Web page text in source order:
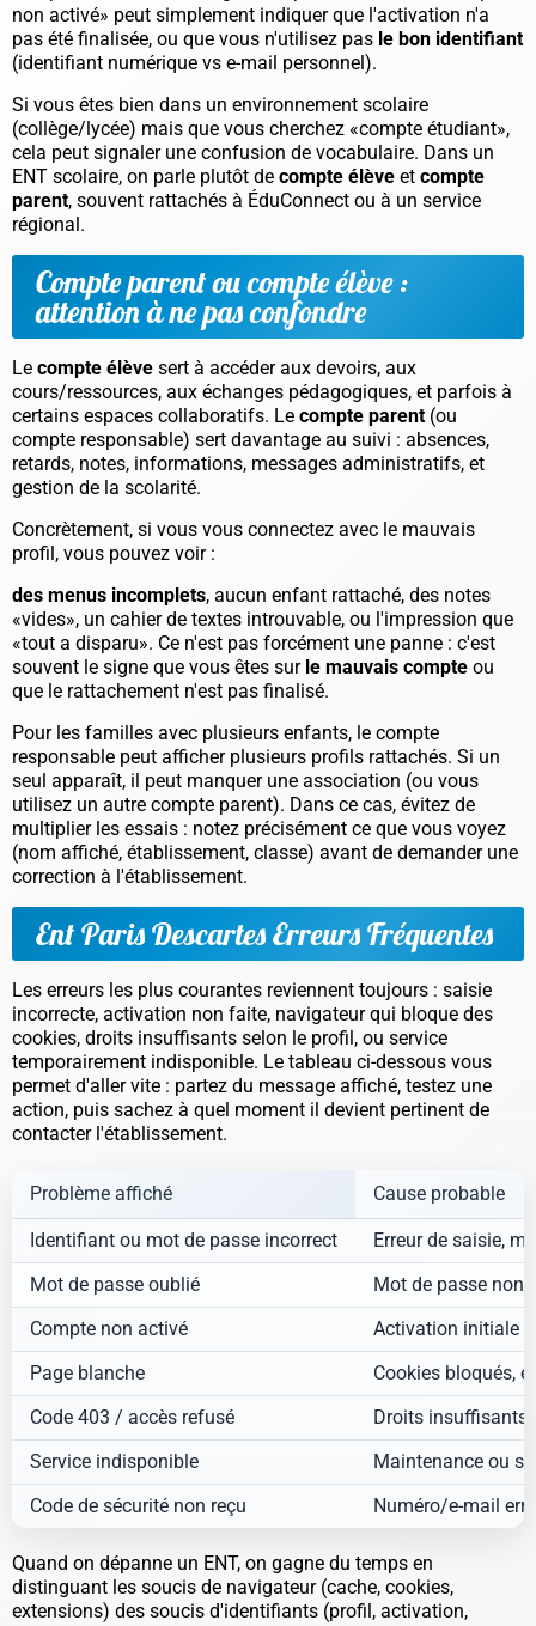
non activé» peut simplement indiquer que l'activation n'a
pas été finalisée, ou que vous n'utilisez pas le bon identifiant
(identifiant numérique vs e-mail personnel).
Si vous êtes bien dans un environnement scolaire
(collège/lycée) mais que vous cherchez «compte étudiant»,
cela peut signaler une confusion de vocabulaire. Dans un
ENT scolaire, on parle plutôt de compte élève et compte
parent, souvent rattachés à ÉduConnect ou à un service
régional.
Compte parent ou compte élève :
attention à ne pas confondre
Le compte élève sert à accéder aux devoirs, aux
cours/ressources, aux échanges pédagogiques, et parfois à
certains espaces collaboratifs. Le compte parent (ou
compte responsable) sert davantage au suivi : absences,
retards, notes, informations, messages administratifs, et
gestion de la scolarité.
Concrètement, si vous vous connectez avec le mauvais
profil, vous pouvez voir :
des menus incomplets, aucun enfant rattaché, des notes
«vides», un cahier de textes introuvable, ou l'impression que
«tout a disparu». Ce n'est pas forcément une panne : c'est
souvent le signe que vous êtes sur le mauvais compte ou
que le rattachement n'est pas finalisé.
Pour les familles avec plusieurs enfants, le compte
responsable peut afficher plusieurs profils rattachés. Si un
seul apparaît, il peut manquer une association (ou vous
utilisez un autre compte parent). Dans ce cas, évitez de
multiplier les essais : notez précisément ce que vous voyez
(nom affiché, établissement, classe) avant de demander une
correction à l'établissement.
Ent Paris Descartes Erreurs Fréquentes
Les erreurs les plus courantes reviennent toujours : saisie
incorrecte, activation non faite, navigateur qui bloque des
cookies, droits insuffisants selon le profil, ou service
temporairement indisponible. Le tableau ci-dessous vous
permet d'aller vite : partez du message affiché, testez une
action, puis sachez à quel moment il devient pertinent de
contacter l'établissement.
Problème affiché Cause probable
Identifiant ou mot de passe incorrect
Erreur de saisie,
Mot de passe oublié
Mot de passe non
Compte non activé
Activation initiale
Page blanche
Cookies bloqués,
Code 403 / accès refusé
Droits insuffisants,
Service indisponible
Maintenance ou
Code de sécurité non reçu
Numéro/e-mail
Quand on dépanne un ENT, on gagne du temps en
distinguant les soucis de navigateur (cache, cookies,
extensions) des soucis d'identifiants (profil, activation,